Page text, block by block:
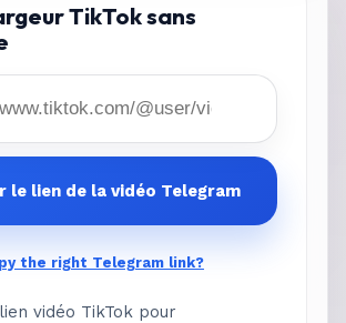
désactivé
TikTok sans
le lien de la vidéo Telegram
the right Telegram link?
vidéo TikTok pour